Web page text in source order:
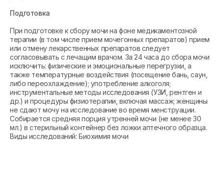
Подготовка
При подготовке к сбору мочи на фоне медикаментозной
терапии (в том числе прием мочегонных препаратов) прием
или отмену лекарственных препаратов следует
согласовывать с лечащим врачом. За 24 часа до сбора мочи
исключить: физические и эмоциональные перегрузки, а
также температурные воздействия (посещение бань, саун,
либо переохлаждение); употребление алкоголя;
инструментальные методы исследования (УЗИ, рентген и
др.) и процедуры физиотерапии, включая массаж; женщины
не сдают мочу на исследование во время менструации.
Собирается средняя порция утренней мочи (не менее 30
мл.) в стерильный контейнер без ложки аптечного образца.
Виды исследований: Биохимия мочи